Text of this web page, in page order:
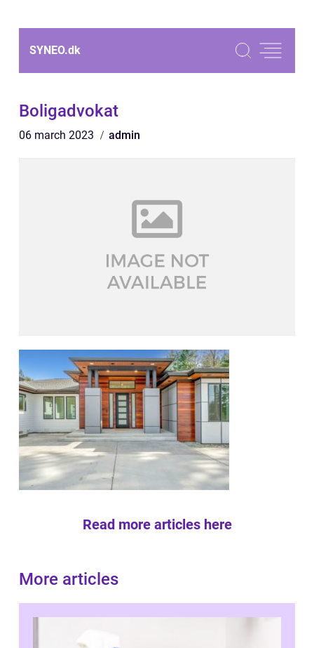
SYNEO.dk
Boligadvokat
06 march 2023 admin
Read more articles here
More articles